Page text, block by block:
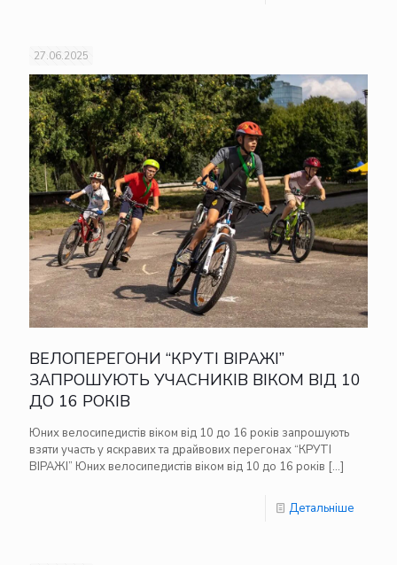
27.06.2025
ВЕЛОПЕРЕГОНИ “КРУТІ ВІРАЖІ”
ЗАПРОШУЮТЬ УЧАСНИКІВ ВІКОМ ВІД 10
ДО 16 РОКІВ
Юних велосипедистів віком від 10 до 16 років запрошують
взяти участь у яскравих та драйвових перегонах “КРУТІ
ВІРАЖІ” Юних велосипедистів віком від 10 до 16 років […]
Детальніше